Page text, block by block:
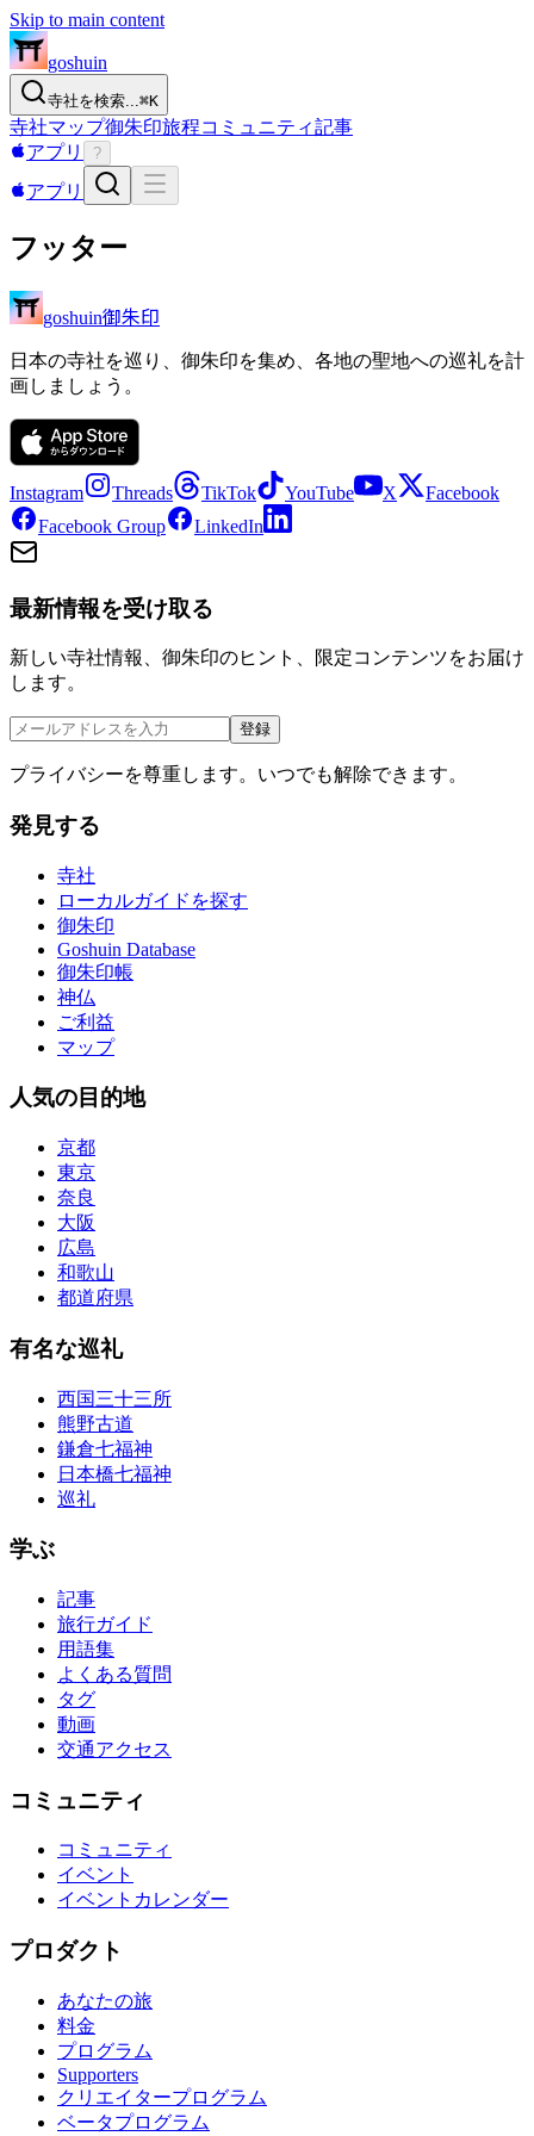
Skip to main content
goshuin
寺社を検索...⌘K
寺社マップ御朱印旅程コミュニティ記事
アプリ
?
アプリ
フッター
goshuin御朱印
日本の寺社を巡り、御朱印を集め、各地の聖地への巡礼を計
画しましょう。
Instagram Threads TikTok YouTube X
Facebook
Facebook Group
LinkedIn
最新情報を受け取る
新しい寺社情報、御朱印のヒント、限定コンテンツをお届け
します。
登録
プライバシーを尊重します。いつでも解除できます。
発見する
寺社
ローカルガイドを探す
御朱印
Goshuin Database
御朱印帳
神仏
ご利益
マップ
人気の目的地
京都
東京
奈良
大阪
広島
和歌山
都道府県
有名な巡礼
西国三十三所
熊野古道
鎌倉七福神
日本橋七福神
巡礼
学ぶ
記事
旅行ガイド
用語集
よくある質問
タグ
動画
交通アクセス
コミュニティ
コミュニティ
イベント
イベントカレンダー
プロダクト
あなたの旅
料金
プログラム
Supporters
クリエイタープログラム
ベータプログラム